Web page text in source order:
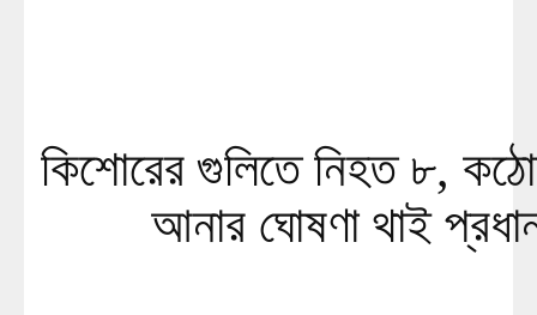
কিশোরের গুলিতে নিহত ৮,
আনার ঘোষণা থাই